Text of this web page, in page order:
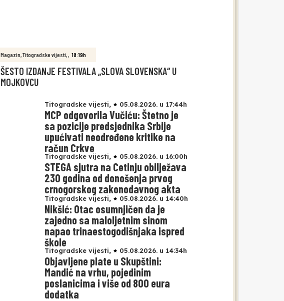
Magazin,Titogradske vijesti,, 18:19h
ŠESTO IZDANJE FESTIVALA „SLOVA SLOVENSKA“ U
MOJKOVCU
Titogradske vijesti, 05.08.2026. u 17:44h
MCP odgovorila Vučiću: Štetno je
sa pozicije predsjednika Srbije
upućivati neodređene kritike na
račun Crkve
Titogradske vijesti, 05.08.2026. u 16:00h
STEGA sjutra na Cetinju obilježava
230 godina od donošenja prvog
crnogorskog zakonodavnog akta
Titogradske vijesti, 05.08.2026. u 14:40h
Nikšić: Otac osumnjičen da je
zajedno sa maloljetnim sinom
napao trinaestogodišnjaka ispred
škole
Titogradske vijesti, 05.08.2026. u 14:34h
Objavljene plate u Skupštini:
Mandić na vrhu, pojedinim
poslanicima i više od 800 eura
dodatka